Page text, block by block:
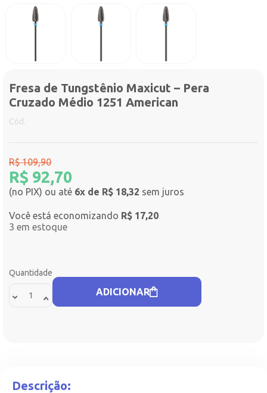
Fresa de Tungstênio Maxicut – Pera
Cruzado Médio 1251 American
Cód.
R$109,90
R$ 92,70
(no PIX) ou até 6x de R$ 18,32 sem juros
Você está economizando R$ 17,20
3 em estoque
Quantidade
ADICIONAR
Descrição: